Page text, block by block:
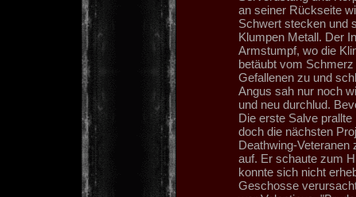
an seiner Rückseite
Schwert stecken und
Klumpen Metall. Der
Armstumpf, wo die
betäubt vom
Gefallenen zu und
Angus sah nur noch
und neu durchlud.
Die erste Salve
doch die nächsten
Deathwing-
auf. Er schaute zum
konnte sich nicht
Geschosse